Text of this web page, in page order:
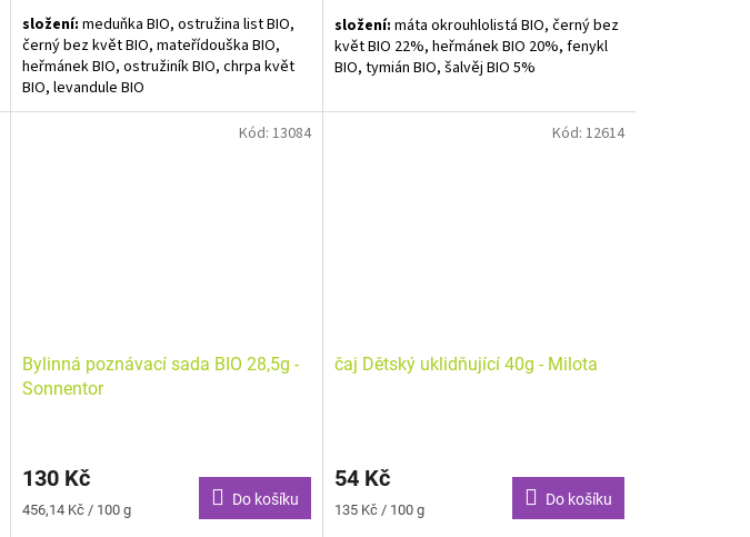
složení: meduňka BIO, ostružina list BIO,
černý bez květ BIO, mateřídouška BIO,
heřmánek BIO, ostružiník BIO, chrpa květ
BIO, levandule BIO
složení: máta okrouhlolistá BIO, černý bez
květ BIO 22%, heřmánek BIO 20%, fenykl
BIO, tymián BIO, šalvěj BIO 5%
Bylinná směs BIO. Alergeny
Pro děti od 7 měsíců.
Bylinná poznávací sada BIO 28,5g -
Sonnentor
130 Kč
Měrná
456,14 Kč / 100 g
Do košíku
Kód: 13084
čaj Dětský uklidňující 40g - Milota
54 Kč
Měrná
135 Kč / 100 g
Do košíku
Kód: 12614